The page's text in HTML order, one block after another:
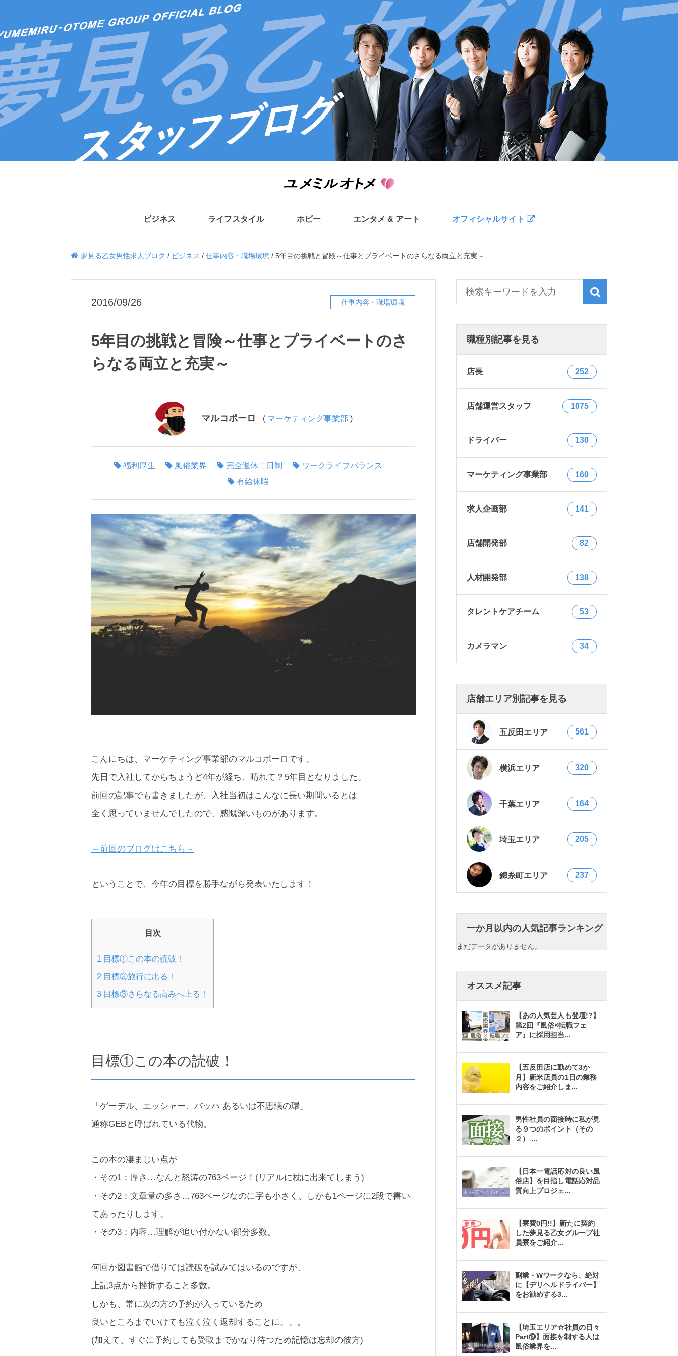
ビジネス ライフスタイル ホビー エンタメ & アート オフィシャルサイト
夢見る乙女男性求人ブログ/ ビジネス / 仕事内容・職場環境 / 5年目の挑戦と冒険～仕事とプライベートのさらなる両立と充実～
2016/09/26 仕事内容・職場環境
5年目の挑戦と冒険～仕事とプライベートのさ
らなる両立と充実～
マルコポーロ ( マーケティング事業部 )
福利厚生 風俗業界 完全週休二日制
ワークライフバランス
有給休暇
こんにちは、マーケティング事業部のマルコポーロです。
先日で入社してからちょうど4年が経ち、晴れて？5年目となりました。
前回の記事でも書きましたが、入社当初はこんなに長い期間いるとは
全く思っていませんでしたので、感慨深いものがあります。
～前回のブログはこちら～
ということで、今年の目標を勝手ながら発表いたします！
目次
1 目標①この本の読破！
2 目標②旅行に出る！
3 目標③さらなる高みへ上る！
目標①この本の読破！
「ゲーデル、エッシャー、バッハ あるいは不思議の環」
通称GEBと呼ばれている代物。
この本の凄まじい点が
・その1：厚さ…なんと怒涛の763ページ！(リアルに枕に出来てしまう)
・その2：文章量の多さ…763ページなのに字も小さく、しかも1ページに2段で書い
てあったりします。
・その3：内容…理解が追い付かない部分多数。
何回か図書館で借りては読破を試みてはいるのですが、
上記3点から挫折すること多数。
しかも、常に次の方の予約が入っているため
良いところまでいけても泣く泣く返却することに。。。
(加えて、すぐに予約しても受取までかなり待つため記憶は忘却の彼方)
職種別記事を見る
店長 252
店舗運営スタッフ 1075
ドライバー 130
マーケティング事業部 160
求人企画部 141
店舗開発部 82
人材開発部 138
タレントケアチーム 53
カメラマン 34
店舗エリア別記事を見る
五反田エリア 561
横浜エリア 320
千葉エリア 164
埼玉エリア 205
錦糸町エリア 237
一か月以内の人気記事ランキング
まだデータがありません。
オススメ記事
【あの人気芸人も登壇!?】
第2回『風俗×転職フェ
ア』に採用担当...
【五反田店に勤めて3か
月】新米店員の1日の業務
内容をご紹介しま ...
男性社員の面接時に私が見
る９つのポイント（その
２） ...
【日本一電話応対の良い風
俗店】を目指し電話応対品
質向上プロジェ...
【寮費0円!!】新たに契約
した夢見る乙女グループ社
員寮をご紹介...
副業・Wワークなら、絶対
に【デリヘルドライバー】
をお勧めする3...
【埼玉エリア☆社員の日々
Part⑲】面接を制する人は
風俗業界を...